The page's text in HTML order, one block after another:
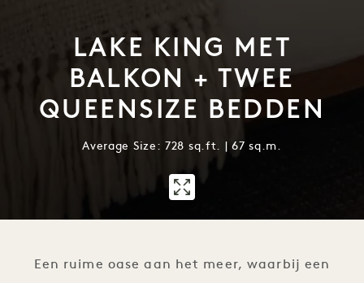
LAKE KING MET
BALKON + TWEE
QUEENSIZE BEDDEN
Average Size: 728 sq.ft. | 67 sq.m.
Een ruime oase aan het meer, waarbij een